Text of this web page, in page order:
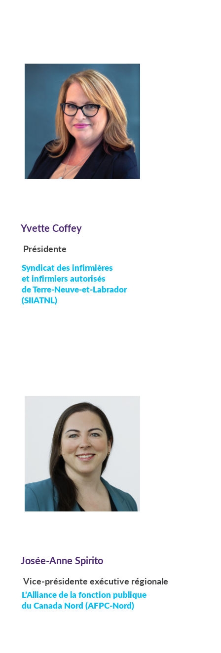
Yvette Coffey
Présidente
Syndicat des infirmières
et infirmiers autorisés
de Terre-Neuve-et-Labrador
(SIIATNL)
Josée-Anne Spirito
Vice-présidente exécutive régionale
L’Alliance de la fonction publique
du Canada Nord (AFPC-Nord)